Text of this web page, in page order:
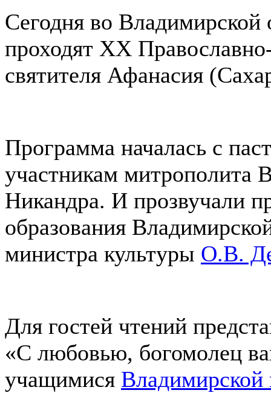
Сегодня во Владимирской
проходят ХХ
святителя Афанасия
Программа началась с
участникам митрополита
Никандра. И прозвучали
образования
министра культуры О.В.
Для гостей чтений
«С любовью, богомолец
учащимися Владимирской